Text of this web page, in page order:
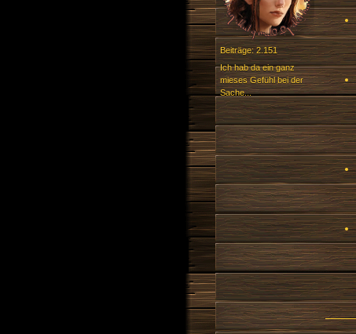
Beiträge: 2.151
Ich hab da ein ganz
mieses Gefühl bei der
Sache...